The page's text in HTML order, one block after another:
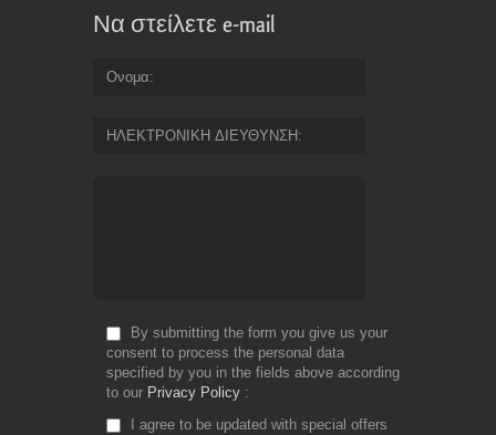
Να στείλετε e-mail
Ονομα
ΗΛΕΚΤΡΟΝΙΚΗ ΔΙΕΥΘΥΝΣΗ
By submitting the form you give us your
consent to process the personal data
specified by you in the fields above according
to our Privacy Policy
I agree to be updated with special offers